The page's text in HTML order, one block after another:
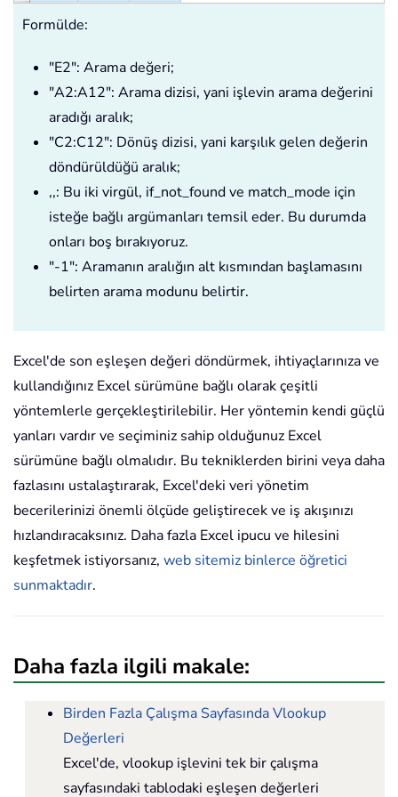
Formülde:
"E2": Arama değeri;
"A2:A12": Arama dizisi, yani işlevin arama değerini
aradığı aralık;
"C2:C12": Dönüş dizisi, yani karşılık gelen değerin
döndürüldüğü aralık;
,,: Bu iki virgül, if_not_found ve match_mode için
isteğe bağlı argümanları temsil eder. Bu durumda
onları boş bırakıyoruz.
"-1": Aramanın aralığın alt kısmından başlamasını
belirten arama modunu belirtir.
Excel'de son eşleşen değeri döndürmek, ihtiyaçlarınıza ve
kullandığınız Excel sürümüne bağlı olarak çeşitli
yöntemlerle gerçekleştirilebilir. Her yöntemin kendi güçlü
yanları vardır ve seçiminiz sahip olduğunuz Excel
sürümüne bağlı olmalıdır. Bu tekniklerden birini veya daha
fazlasını ustalaştırarak, Excel'deki veri yönetim
becerilerinizi önemli ölçüde geliştirecek ve iş akışınızı
hızlandıracaksınız. Daha fazla Excel ipucu ve hilesini
keşfetmek istiyorsanız, web sitemiz binlerce öğretici
sunmaktadır.
Daha fazla ilgili makale:
Birden Fazla Çalışma Sayfasında Vlookup
Değerleri
Excel'de, vlookup işlevini tek bir çalışma
sayfasındaki tablodaki eşleşen değerleri